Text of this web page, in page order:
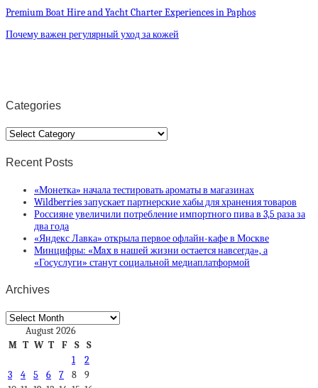
Premium Boat Hire and Yacht Charter Experiences in Paphos
Почему важен регулярный уход за кожей
Categories
Categories
Recent Posts
«Монетка» начала тестировать ароматы в магазинах
Wildberries запускает партнерские хабы для хранения товаров
Россияне увеличили потребление импортного пива в 3,5 раза за
два года
«Яндекс Лавка» открыла первое офлайн-кафе в Москве
Минцифры: «Max в нашей жизни остается навсегда», а
«Госуслуги» станут социальной медиаплатформой
Archives
Archives
August 2026
M T W T F S
S
1
2
3
4 5 6 7 8
9